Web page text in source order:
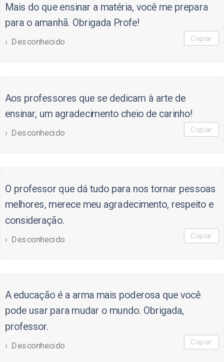
Mais do que ensinar a matéria, você me prepara
para o amanhã. Obrigada Profe!
Desconhecido Copiar
Aos professores que se dedicam à arte de
ensinar, um agradecimento cheio de carinho!
Desconhecido Copiar
O professor que dá tudo para nos tornar pessoas
melhores, merece meu agradecimento, respeito e
consideração.
Desconhecido Copiar
A educação é a arma mais poderosa que você
pode usar para mudar o mundo. Obrigada,
professor.
Desconhecido Copiar